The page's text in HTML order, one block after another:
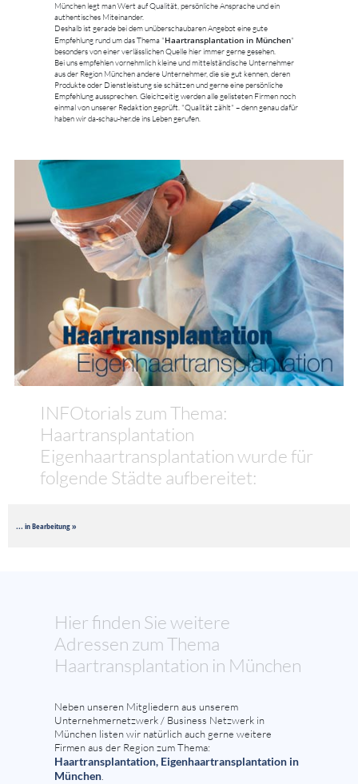
München legt man Wert auf Qualität, persönliche Ansprache und ein
authentisches Miteinander.
Deshalb ist gerade bei dem unüberschaubaren Angebot eine gute
Empfehlung rund um das Thema "Haartransplantation in München"
besonders von einer verlässlichen Quelle hier immer gerne gesehen.
Bei uns empfehlen vornehmlich kleine und mittelständische Unternehmer
aus der Region München andere Unternehmer, die sie gut kennen, deren
Produkte oder Dienstleistung sie schätzen und gerne eine persönliche
Empfehlung aussprechen. Gleichzeitig werden alle gelisteten Firmen noch
einmal von unserer Redaktion geprüft. "Qualität zählt" – denn genau dafür
haben wir da-schau-her.de ins Leben gerufen.
INFOtorials zum Thema:
Haartransplantation
Eigenhaartransplantation wurde für
folgende Städte aufbereitet:
... in Bearbeitung »
Hier finden Sie weitere
Adressen zum Thema
Haartransplantation in München
Neben unseren Mitgliedern aus unserem
Unternehmernetzwerk / Business Netzwerk in
München listen wir natürlich auch gerne weitere
Firmen aus der Region zum Thema:
Haartransplantation, Eigenhaartransplantation in
München.